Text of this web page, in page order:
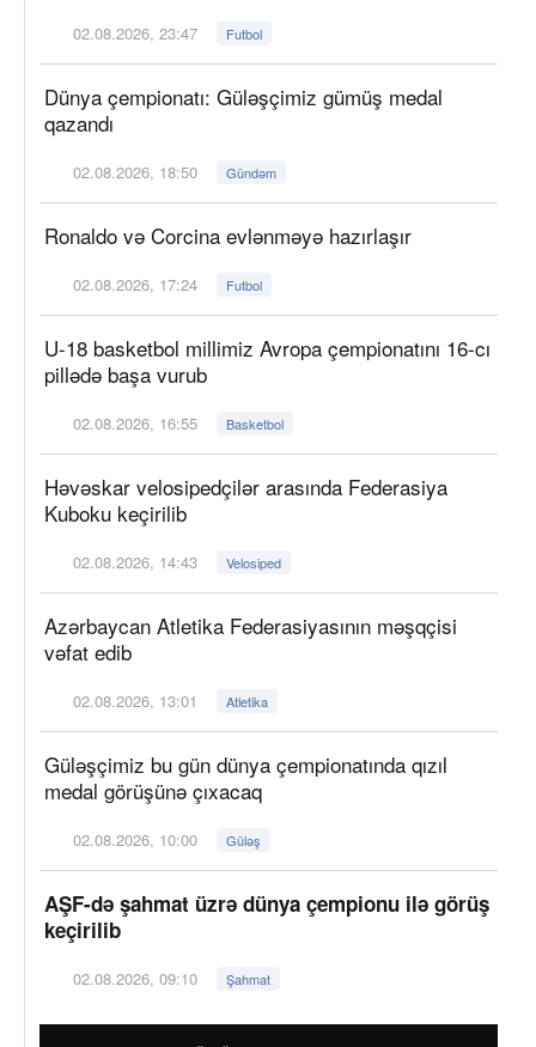
02.08.2026, 23:47 Futbol
Dünya çempionatı: Güləşçimiz gümüş medal
qazandı
02.08.2026, 18:50 Gündəm
Ronaldo və Corcina evlənməyə hazırlaşır
02.08.2026, 17:24 Futbol
U-18 basketbol millimiz Avropa çempionatını 16-cı
pillədə başa vurub
02.08.2026, 16:55 Basketbol
Həvəskar velosipedçilər arasında Federasiya
Kuboku keçirilib
02.08.2026, 14:43 Velosiped
Azərbaycan Atletika Federasiyasının məşqçisi
vəfat edib
02.08.2026, 13:01 Atletika
Güləşçimiz bu gün dünya çempionatında qızıl
medal görüşünə çıxacaq
02.08.2026, 10:00 Güləş
AŞF-də şahmat üzrə dünya çempionu ilə görüş
keçirilib
02.08.2026, 09:10 Şahmat